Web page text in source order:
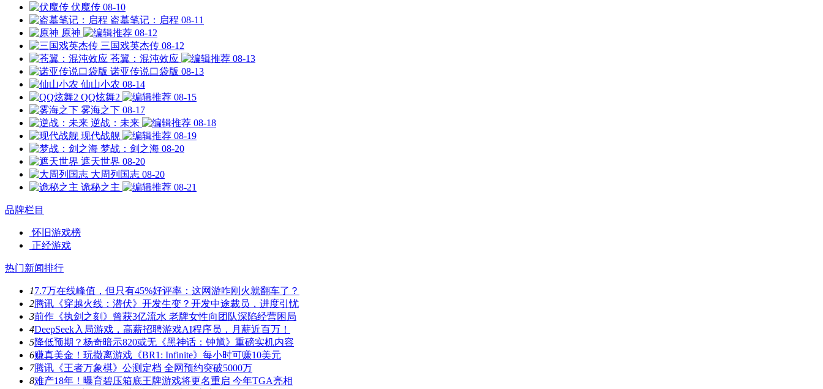
伏魔传 08-10
盗墓笔记：启程 08-11
原神
08-12
三国戏英杰传 08-12
苍翼：混沌效应
08-13
诺亚传说口袋版 08-13
仙山小农 08-14
QQ炫舞2
08-15
雾海之下 08-17
逆战：未来
08-18
现代战舰
08-19
梦战：剑之海 08-20
遮天世界 08-20
大周列国志 08-20
诡秘之主
08-21
品牌栏目
怀旧游戏榜
正经游戏
热门新闻排行
17.7万在线峰值，但只有45%好评率：这网游咋刚火就翻车了？
2腾讯《穿越火线：潜伏》开发生变？开发中途裁员，进度引忧
3前作《执剑之刻》曾获3亿流水 老牌女性向团队深陷经营困局
4DeepSeek入局游戏，高薪招聘游戏AI程序员，月薪近百万！
5降低预期？杨奇暗示820或无《黑神话：钟馗》重磅实机内容
6赚真美金！玩撤离游戏《BR1: Infinite》每小时可赚10美元
7腾讯《王者万象棋》公测定档 全网预约突破5000万
8难产18年！曝育碧压箱底王牌游戏将更名重启 今年TGA亮相